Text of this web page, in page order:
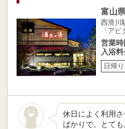
富山
西滑川
「ア
営業
入浴
日帰り
休日によく利用
ばかりで、とて